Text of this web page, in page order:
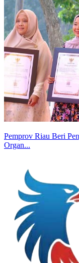
Pemprov Riau Beri
Organ...